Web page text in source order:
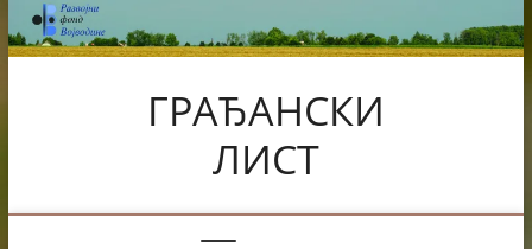
Skip
to
content
ГРАЂАНСКИ
ЛИСТ